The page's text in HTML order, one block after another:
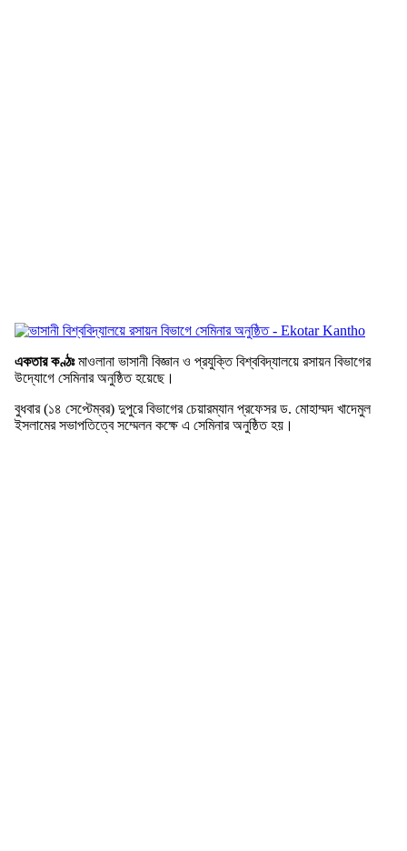
একতার কণ্ঠঃমাওলানা ভাসানী বিজ্ঞান ও প্রযুক্তি বিশ্ববিদ্যালয়ে রসায়ন বিভাগের
উদ্যোগে সেমিনার অনুষ্ঠিত হয়েছে।
বুধবার (১৪ সেপ্টেম্বর) দুপুরে বিভাগের চেয়ারম্যান প্রফেসর ড. মোহাম্মদ খাদেমুল
ইসলামের সভাপতিত্বে সম্মেলন কক্ষে এ সেমিনার অনুষ্ঠিত হয়।